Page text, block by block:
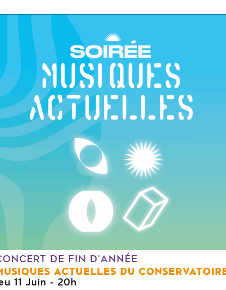
DE FIN D'ANNÉE
ACTUELLES DU
11 Juin - 20h